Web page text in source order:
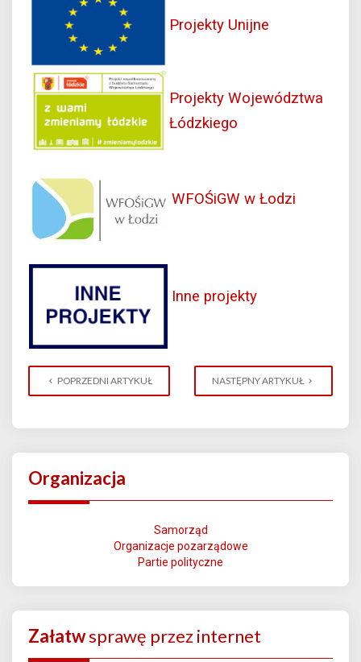
Projekty Unijne
Projekty Województwa
Łódzkiego
WFOŚiGW w Łodzi
Inne projekty
POPRZEDNI ARTYKUŁ NASTĘPNY ARTYKUŁ
Organizacja
Samorząd
Organizacje pozarządowe
Partie polityczne
Załatwsprawę przez internet